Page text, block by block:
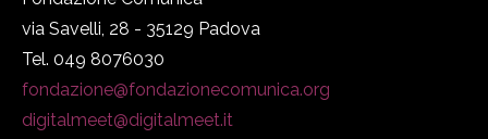
via Savelli, 28 - 35129 Padova
Tel. 049 8076030
fondazione@fondazionecomunica.org
digitalmeet@digitalmeet.it